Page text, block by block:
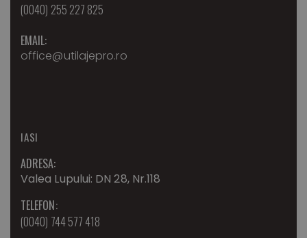
(0040) 255 227 825
EMAIL:
office@utilajepro.ro
IASI
ADRESA:
Valea Lupului: DN 28, Nr.118
TELEFON:
(0040) 744 577 418